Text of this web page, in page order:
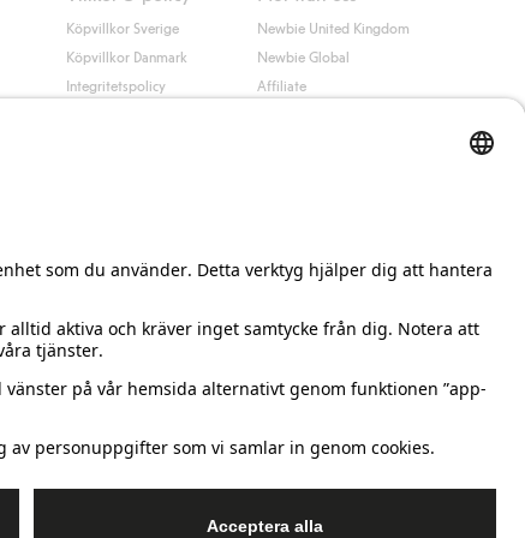
Köpvillkor Sverige
Köpvillkor Danmark
Integritetspolicy
Newbie United Kingdom
Newbie Global
Affiliate